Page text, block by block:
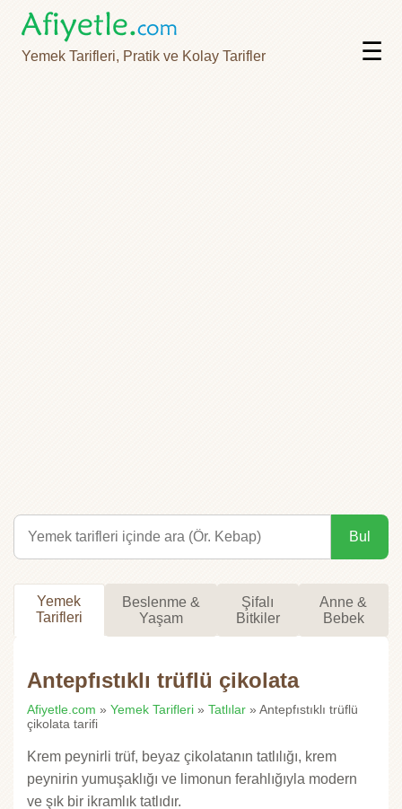
Yemek Tarifleri, Pratik ve Kolay Tarifler ☰
Bul
Yemek
Tarifleri
Beslenme &
Yaşam
Şifalı
Bitkiler
Anne &
Bebek
Antepfıstıklı trüflü çikolata
Afiyetle.com » Yemek Tarifleri » Tatlılar » Antepfıstıklı trüflü
çikolata tarifi
Krem peynirli trüf, beyaz çikolatanın tatlılığı, krem
peynirin yumuşaklığı ve limonun ferahlığıyla modern
ve şık bir ikramlık tatlıdır.